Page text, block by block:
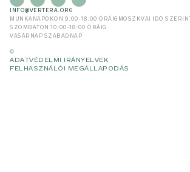
INFO@VERTERA.ORG
MUNKANAPOKON 9:00-18:00 ÓRÁIG MOSZKVAI IDŐ SZERINT
SZOMBATON 10:00-18:00 ÓRÁIG
VASÁRNAP SZABADNAP
©
ADATVÉDELMI IRÁNYELVEK
FELHASZNÁLÓI MEGÁLLAPODÁS